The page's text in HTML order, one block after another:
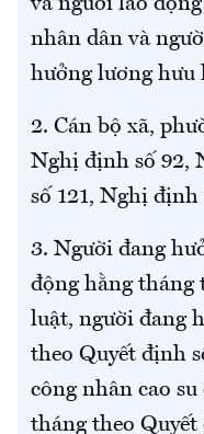
nhân dân và
hưởng lương hưu
2. Cán bộ xã,
Nghị định số 92,
số 121, Nghị định
3. Người đang
động hằng tháng
luật, người đang
theo Quyết định
công nhân cao
tháng theo